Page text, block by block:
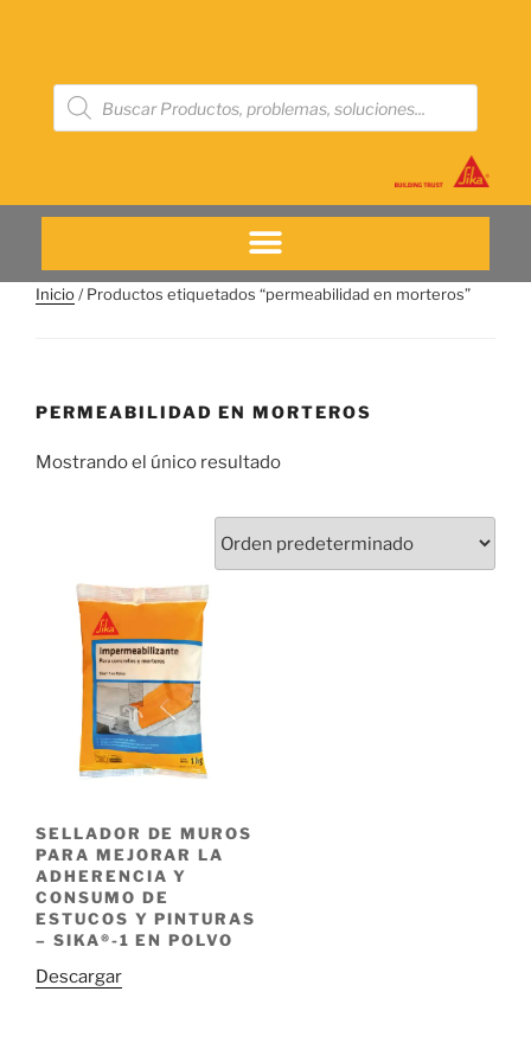
Inicio/ Productos etiquetados “permeabilidad en morteros”
PERMEABILIDAD EN MORTEROS
Mostrando el único resultado
SELLADOR DE MUROS
PARA MEJORAR LA
ADHERENCIA Y
CONSUMO DE
ESTUCOS Y PINTURAS
– SIKA®-1 EN POLVO
Descargar